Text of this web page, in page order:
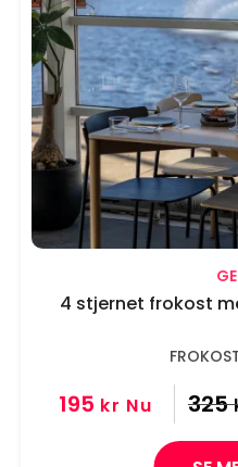
4 stjernet frokost
195 kr Nu 325